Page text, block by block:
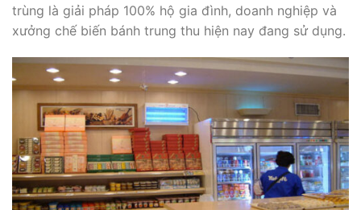
trùng là giải pháp 100% hộ gia đình, doanh nghiệp và
xưởng chế biến bánh trung thu hiện nay đang sử dụng.